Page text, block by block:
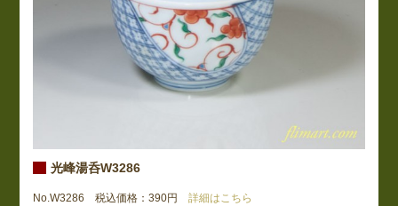
光峰湯呑W3286
No.W3286 税込価格：390円 詳細はこちら